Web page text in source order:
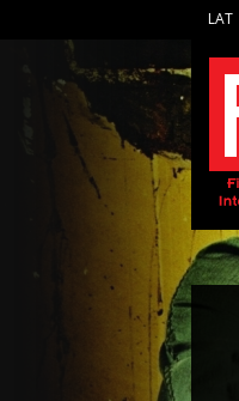
LAT